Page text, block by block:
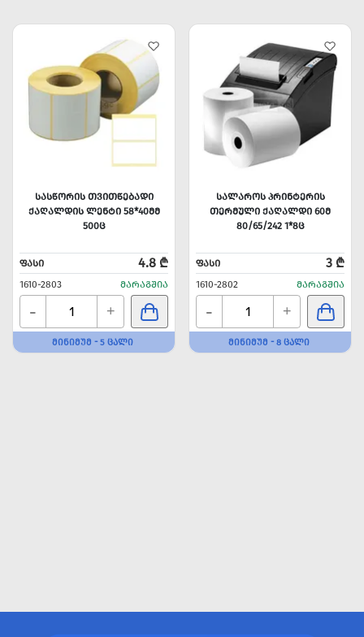
ᲡᲐᲡᲬᲝᲠᲘᲡ ᲗᲕᲘᲗᲬᲔᲑᲐᲓᲘ
ᲥᲐᲦᲐᲚᲓᲘᲡ ᲚᲔᲜᲢᲘ 58*40ᲛᲛ
500Ც
ᲤᲐᲡᲘ 4.8 ₾
1610-2803 ᲛᲐᲠᲐᲒᲨᲘᲐ
- +
ᲛᲘᲜᲘᲛᲣᲛ - 5 ᲪᲐᲚᲘ
ᲡᲐᲚᲐᲠᲝᲡ ᲞᲠᲘᲜᲢᲔᲠᲘᲡ
ᲗᲔᲠᲛᲣᲚᲘ ᲥᲐᲦᲐᲚᲓᲘ 60Მ
80/65/242 1*8Ც
ᲤᲐᲡᲘ 3 ₾
1610-2802 ᲛᲐᲠᲐᲒᲨᲘᲐ
- +
ᲛᲘᲜᲘᲛᲣᲛ - 8 ᲪᲐᲚᲘ